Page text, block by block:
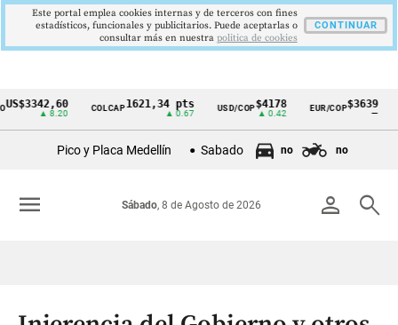
Cintillo
Colombia
COLCAP1621,34 pts USD/COP$4178
▲ 0.42
EUR/COP$3639
—
Pico y Placa Medellín Sabado no no
person search
Sábado, 8 de Agosto de 2026
menu
Este portal emplea cookies internas y de terceros con fines
estadísticos, funcionales y publicitarios. Puede aceptarlas o
consultar más en nuestra politica de cookies
CONTINUAR